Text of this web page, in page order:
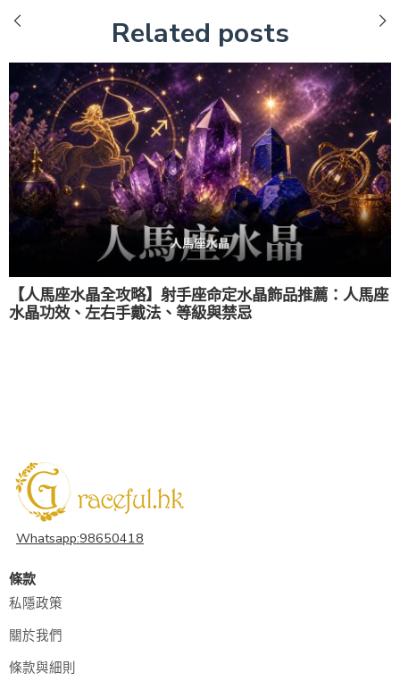
Related posts
【人馬座水晶全攻略】射手座命定水晶飾品推薦：人馬座
水晶功效、左右手戴法、等級與禁忌
Whatsapp:98650418
條款
私隱政策
關於我們
條款與細則